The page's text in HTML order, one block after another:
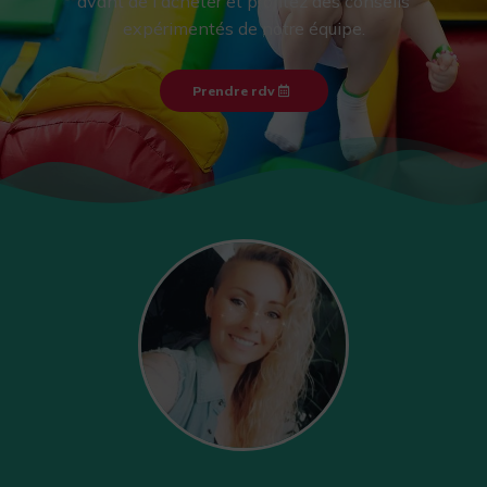
expérimentés de notre équipe.
Prendre rdv